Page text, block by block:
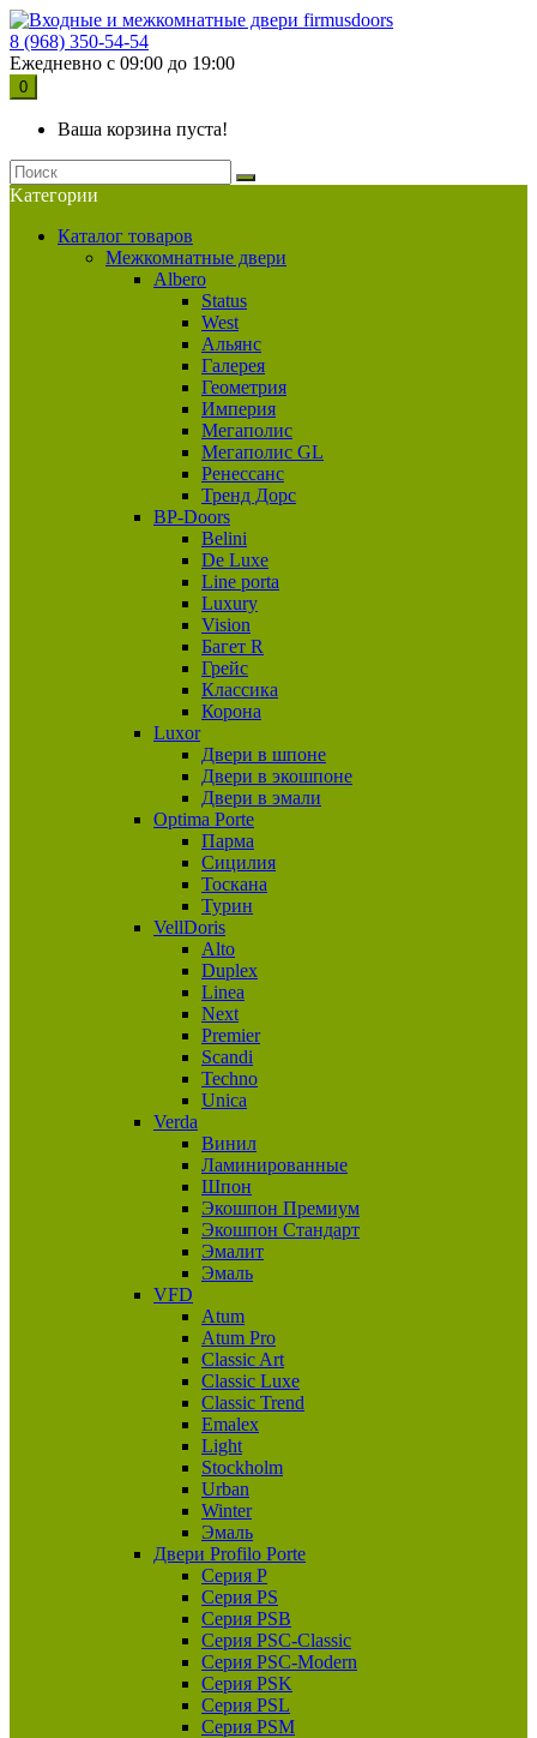
8 (968) 350-54-54
Ежедневно с 09:00 до 19:00
0
Ваша корзина пуста!
Kатегории
Каталог товаров
Межкомнатные двери
Albero
Status
West
Альянс
Галерея
Геометрия
Империя
Мегаполис
Мегаполис GL
Ренессанс
Тренд Дорс
BP-Doors
Belini
De Luxe
Line porta
Luxury
Vision
Багет R
Грейс
Классика
Корона
Luxor
Двери в шпоне
Двери в экошпоне
Двери в эмали
Optima Porte
Парма
Сицилия
Тоскана
Турин
VellDoris
Alto
Duplex
Linea
Next
Premier
Scandi
Techno
Unica
Verda
Винил
Ламинированные
Шпон
Экошпон Премиум
Экошпон Стандарт
Эмалит
Эмаль
VFD
Atum
Atum Pro
Classic Art
Classic Luxe
Classic Trend
Emalex
Light
Stockholm
Urban
Winter
Эмаль
Двери Profilo Porte
Серия P
Серия PS
Серия PSB
Серия PSC-Classic
Серия PSC-Modern
Серия PSK
Серия PSL
Серия PSM